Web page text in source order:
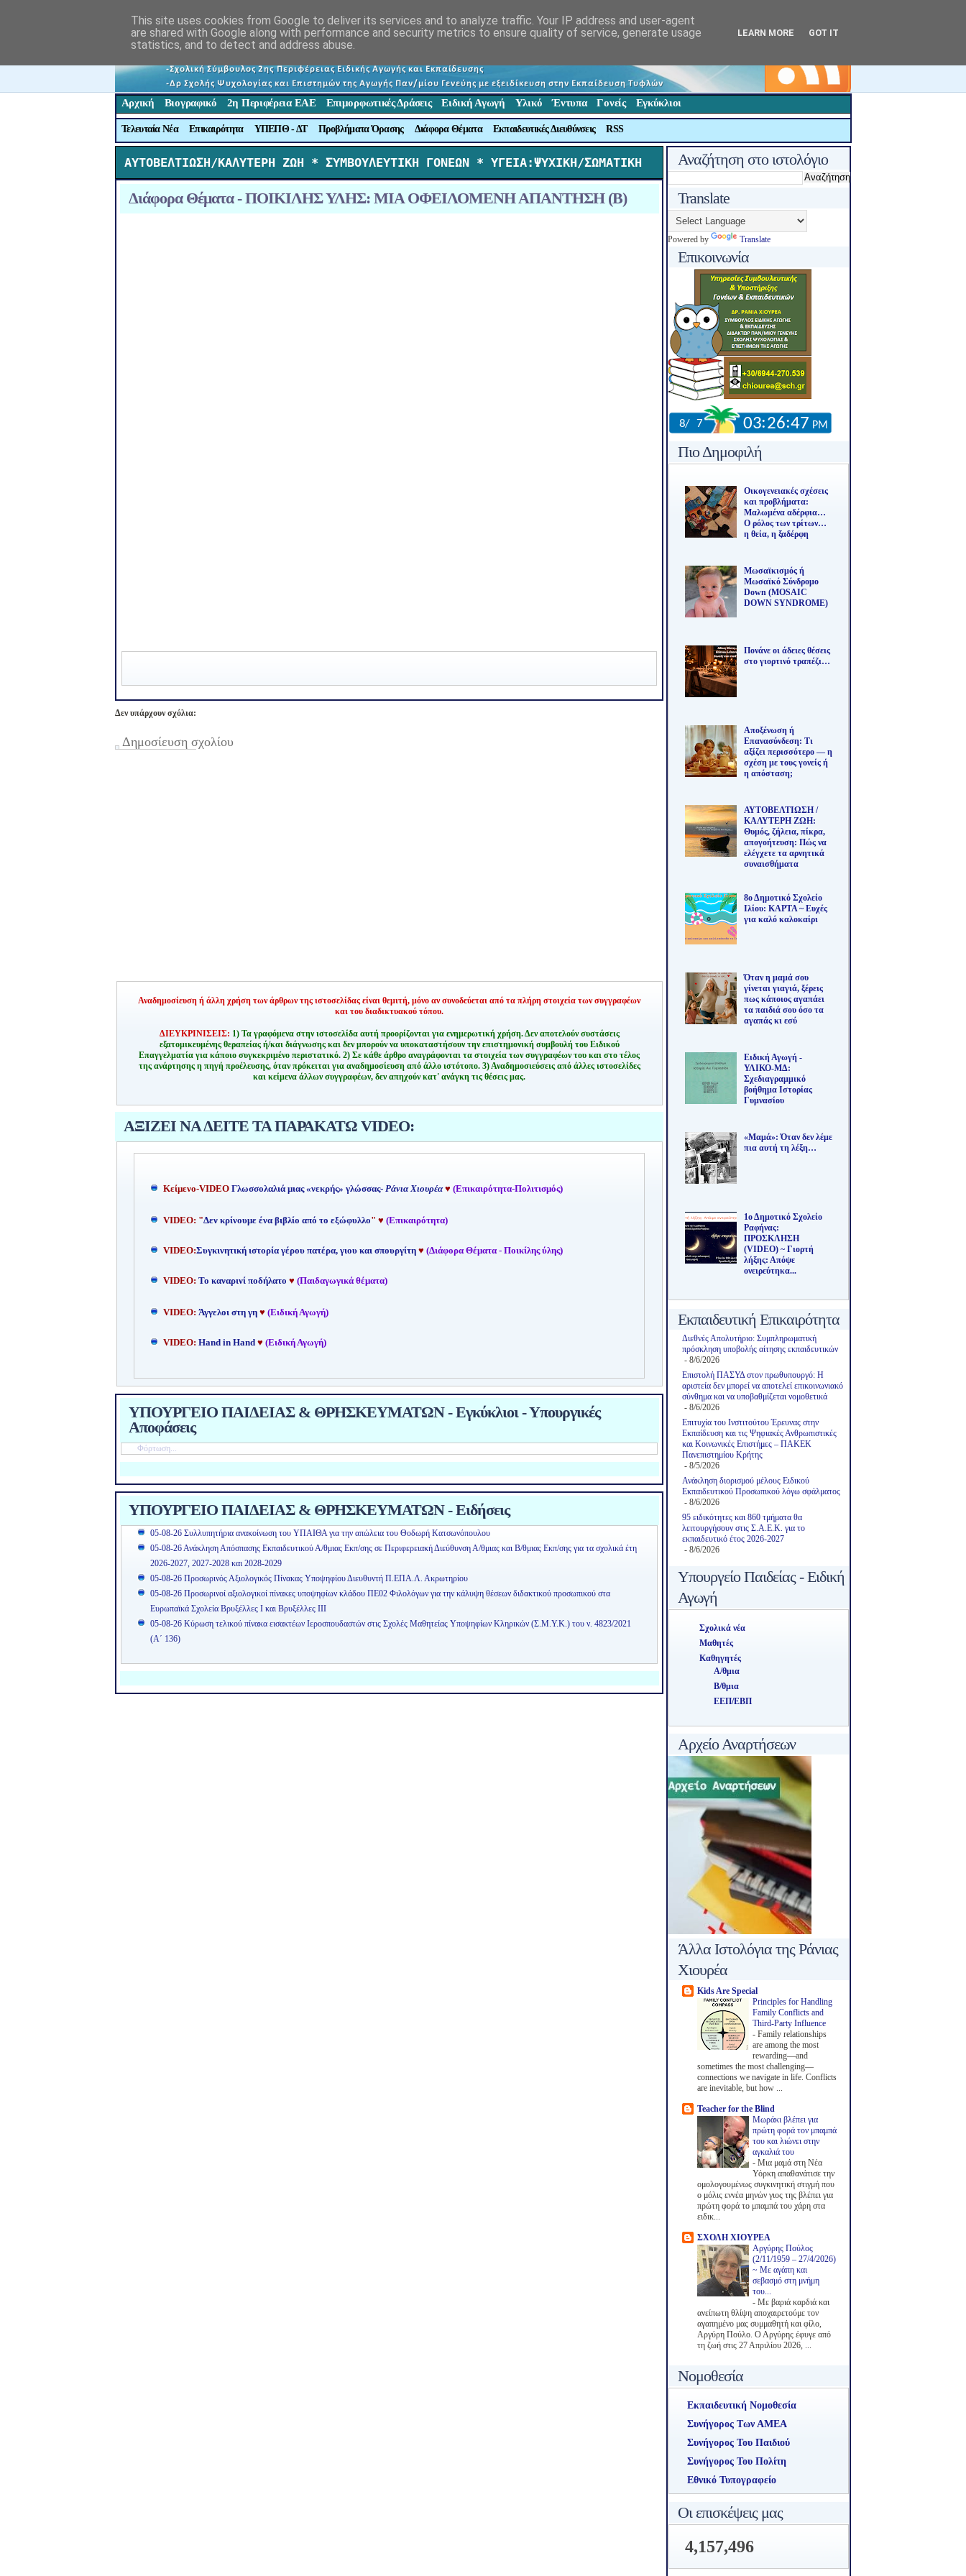
Αρχική Βιογραφικό 2η Περιφέρεια ΕΑΕ Επιμορφωτικές Δράσεις Ειδική Αγωγή Υλικό Έντυπα Γονείς Εγκύκλιοι
Τελευταία Νέα Επικαιρότητα ΥΠΕΠΘ - ΔΤ Προβλήματα Όρασης Διάφορα Θέματα Εκπαιδευτικές Διευθύνσεις RSS
ΑΥΤΟΒΕΛΤΙΩΣΗ/ΚΑΛΥΤΕΡΗ ΖΩΗ * ΣΥΜΒΟΥΛΕΥΤΙΚΗ ΓΟΝΕΩΝ * ΥΓΕΙΑ:ΨΥΧΙΚΗ/ΣΩΜΑΤΙΚΗ
Διάφορα Θέματα - ΠΟΙΚΙΛΗΣ ΥΛΗΣ: ΜΙΑ ΟΦΕΙΛΟΜΕΝΗ ΑΠΑΝΤΗΣΗ (Β)
Δεν υπάρχουν σχόλια:
Δημοσίευση σχολίου
Αναδημοσίευση ή άλλη χρήση των άρθρων της ιστοσελίδας είναι θεμιτή, μόνο αν συνοδεύεται από τα πλήρη στοιχεία των συγγραφέων
και του διαδικτυακού τόπου.
ΔΙΕΥΚΡΙΝΙΣΕΙΣ: 1) Τα γραφόμενα στην ιστοσελίδα αυτή προορίζονται για ενημερωτική χρήση. Δεν αποτελούν συστάσεις
εξατομικευμένης θεραπείας ή/και διάγνωσης και δεν μπορούν να υποκαταστήσουν την επιστημονική συμβουλή του Ειδικού
Επαγγελματία για κάποιο συγκεκριμένο περιστατικό. 2) Σε κάθε άρθρο αναγράφονται τα στοιχεία των συγγραφέων του και στο τέλος
της ανάρτησης η πηγή προέλευσης, όταν πρόκειται για αναδημοσίευση από άλλο ιστότοπο. 3) Αναδημοσιεύσεις από άλλες ιστοσελίδες
και κείμενα άλλων συγγραφέων, δεν απηχούν κατ' ανάγκη τις θέσεις μας.
ΑΞΙΖΕΙ ΝΑ ΔΕΙΤΕ ΤΑ ΠΑΡΑΚΑΤΩ VIDEO:
Kείμενο-VIDEO Γλωσσολαλιά μιας «νεκρής» γλώσσας- Ράνια Χιουρέα ♥ (Επικαιρότητα-Πολιτισμός)
VIDEO: "Δεν κρίνουμε ένα βιβλίο από το εξώφυλλο" ♥ (Επικαιρότητα)
VIDEO:Συγκινητική ιστορία γέρου πατέρα, γιου και σπουργίτη ♥ (Διάφορα Θέματα - Ποικίλης ύλης)
VIDEO: Το καναρινί ποδήλατο ♥ (Παιδαγωγικά θέματα)
VIDEO: Άγγελοι στη γη ♥ (Ειδική Αγωγή)
VIDEO: Hand in Hand♥ (Ειδική Αγωγή)
ΥΠΟΥΡΓΕΙΟ ΠΑΙΔΕΙΑΣ & ΘΡΗΣΚΕΥΜΑΤΩΝ - Εγκύκλιοι - Υπουργικές
Αποφάσεις
Φόρτωση...
ΥΠΟΥΡΓΕΙΟ ΠΑΙΔΕΙΑΣ & ΘΡΗΣΚΕΥΜΑΤΩΝ - Ειδήσεις
05-08-26 Συλλυπητήρια ανακοίνωση του ΥΠΑΙΘΑ για την απώλεια του Θοδωρή Κατσωνόπουλου
05-08-26 Ανάκληση Απόσπασης Εκπαιδευτικού Α/θμιας Εκπ/σης σε Περιφερειακή Διεύθυνση Α/θμιας και Β/θμιας Εκπ/σης για τα σχολικά έτη
2026-2027, 2027-2028 και 2028-2029
05-08-26 Προσωρινός Αξιολογικός Πίνακας Υποψηφίου Διευθυντή Π.ΕΠΑ.Λ. Ακρωτηρίου
05-08-26 Προσωρινοί αξιολογικοί πίνακες υποψηφίων κλάδου ΠΕ02 Φιλολόγων για την κάλυψη θέσεων διδακτικού προσωπικού στα
Ευρωπαϊκά Σχολεία Βρυξέλλες Ι και Βρυξέλλες ΙΙΙ
05-08-26 Κύρωση τελικού πίνακα εισακτέων Ιεροσπουδαστών στις Σχολές Μαθητείας Υποψηφίων Κληρικών (Σ.Μ.Υ.Κ.) του ν. 4823/2021
(Α΄ 136)
Αναζήτηση στο ιστολόγιο
Translate
Powered by Translate
Επικοινωνία
Πιο Δημοφιλή
Οικογενειακές σχέσεις
και προβλήματα:
Μαλωμένα αδέρφια…
Ο ρόλος των τρίτων…
η θεία, η ξαδέρφη
Μωσαϊκισμός ή
Μωσαϊκό Σύνδρομο
Down (MOSAIC
DOWN SYNDROME)
Πονάνε οι άδειες θέσεις
στο γιορτινό τραπέζι…
Αποξένωση ή
Επανασύνδεση: Τι
αξίζει περισσότερο — η
σχέση με τους γονείς ή
η απόσταση;
ΑΥΤΟΒΕΛΤΙΩΣΗ /
ΚΑΛΥΤΕΡΗ ΖΩΗ:
Θυμός, ζήλεια, πίκρα,
απογοήτευση: Πώς να
ελέγχετε τα αρνητικά
συναισθήματα
8ο Δημοτικό Σχολείο
Ιλίου: ΚΑΡΤΑ ~ Ευχές
για καλό καλοκαίρι
Όταν η μαμά σου
γίνεται γιαγιά, ξέρεις
πως κάποιος αγαπάει
τα παιδιά σου όσο τα
αγαπάς κι εσύ
Ειδική Αγωγή -
ΥΛΙΚΟ-ΜΔ:
Σχεδιαγραμμικό
βοήθημα Ιστορίας
Γυμνασίου
«Μαμά»: Όταν δεν λέμε
πια αυτή τη λέξη…
1ο Δημοτικό Σχολείο
Ραφήνας:
ΠΡΟΣΚΛΗΣΗ
(VIDEO) ~ Γιορτή
λήξης: Απόψε
ονειρεύτηκα...
Εκπαιδευτική Επικαιρότητα
Διεθνές Απολυτήριο: Συμπληρωματική
πρόσκληση υποβολής αίτησης εκπαιδευτικών
- 8/6/2026
Επιστολή ΠΑΣΥΔ στον πρωθυπουργό: Η
αριστεία δεν μπορεί να αποτελεί επικοινωνιακό
σύνθημα και να υποβαθμίζεται νομοθετικά
- 8/6/2026
Επιτυχία του Ινστιτούτου Έρευνας στην
Εκπαίδευση και τις Ψηφιακές Ανθρωπιστικές
και Κοινωνικές Επιστήμες – ΠΑΚΕΚ
Πανεπιστημίου Κρήτης
- 8/5/2026
Ανάκληση διορισμού μέλους Ειδικού
Εκπαιδευτικού Προσωπικού λόγω σφάλματος
- 8/6/2026
95 ειδικότητες και 860 τμήματα θα
λειτουργήσουν στις Σ.Α.Ε.Κ. για το
εκπαιδευτικό έτος 2026-2027
- 8/6/2026
Υπουργείο Παιδείας - Ειδική
Αγωγή
Σχολικά νέα
Μαθητές
Καθηγητές
Α/θμια
Β/θμια
ΕΕΠ/ΕΒΠ
Αρχείο Αναρτήσεων
Άλλα Ιστολόγια της Ράνιας
Χιουρέα
Kids Are Special
Principles for Handling
Family Conflicts and
Third-Party Influence
- Family relationships
are among the most
rewarding—and
sometimes the most challenging—
connections we navigate in life. Conflicts
are inevitable, but how ...
Teacher for the Blind
Μωράκι βλέπει για
πρώτη φορά τον μπαμπά
του και λιώνει στην
αγκαλιά του
- Μια μαμά στη Νέα
Υόρκη απαθανάτισε την
ομολογουμένως συγκινητική στιγμή που
ο μόλις εννέα μηνών γιος της βλέπει για
πρώτη φορά το μπαμπά του χάρη στα
ειδικ...
ΣΧΟΛΗ ΧΙΟΥΡΕΑ
Αργύρης Πούλος
(2/11/1959 – 27/4/2026)
~ Με αγάπη και
σεβασμό στη μνήμη
του...
- Με βαριά καρδιά και
ανείπωτη θλίψη αποχαιρετούμε τον
αγαπημένο μας συμμαθητή και φίλο,
Αργύρη Πούλο. Ο Αργύρης έφυγε από
τη ζωή στις 27 Απριλίου 2026, ...
Νομοθεσία
Εκπαιδευτική Νομοθεσία
Συνήγορος Των ΑΜΕΑ
Συνήγορος Του Παιδιού
Συνήγορος Του Πολίτη
Εθνικό Τυπογραφείο
Οι επισκέψεις μας
4,157,496
This site uses cookies from Google to deliver its services and to analyze traffic. Your IP address and user-agent
are shared with Google along with performance and security metrics to ensure quality of service, generate usage
statistics, and to detect and address abuse.
LEARN MORE GOT IT